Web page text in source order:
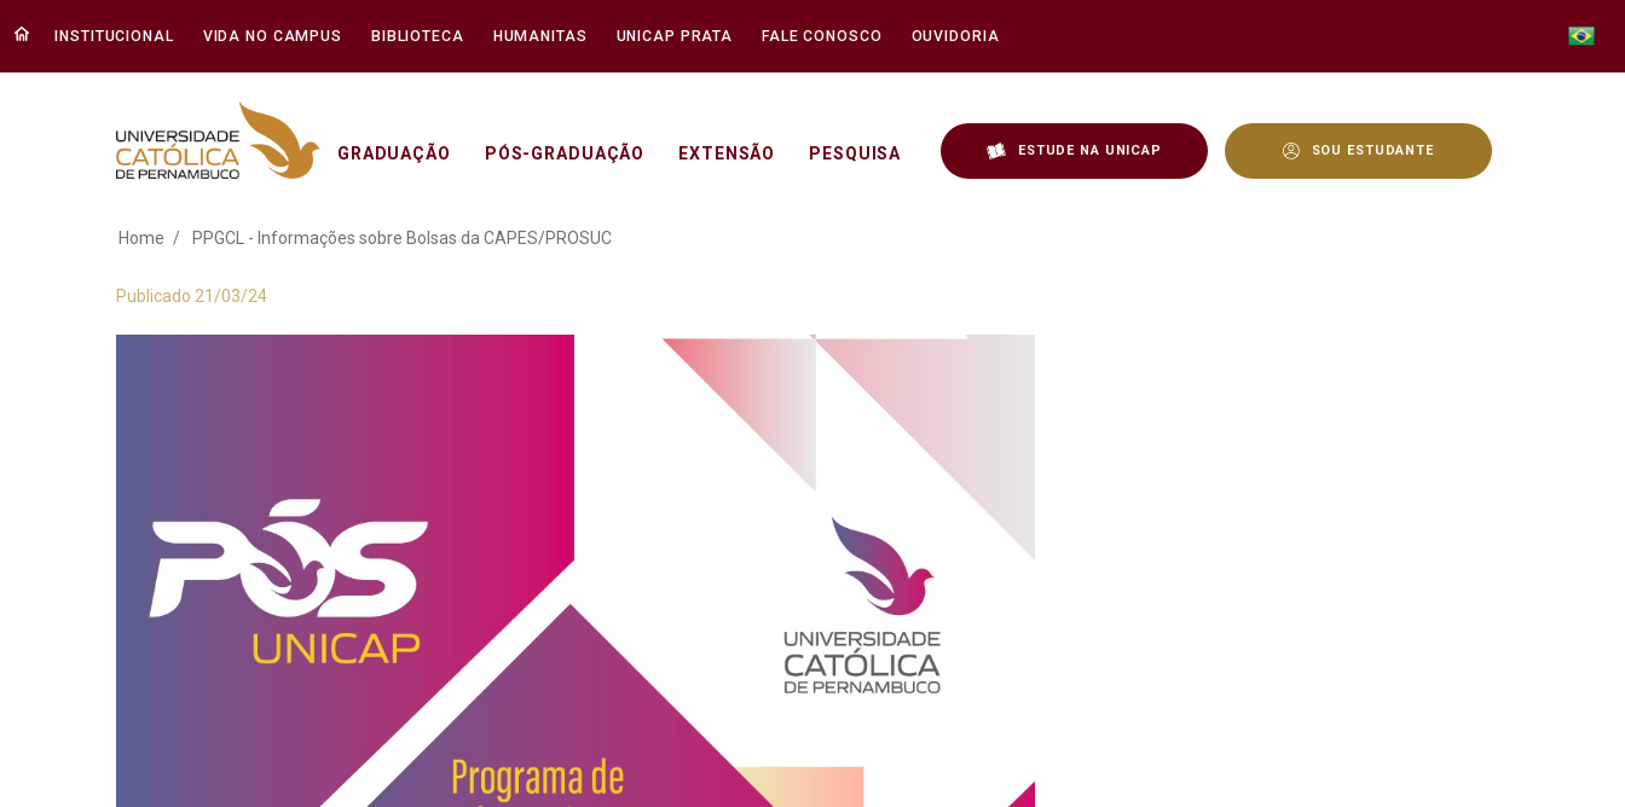
INSTITUCIONAL VIDA NO CAMPUS BIBLIOTECA HUMANITAS UNICAP PRATA FALE CONOSCO OUVIDORIA
GRADUAÇÃO PÓS-GRADUAÇÃO EXTENSÃO PESQUISA ESTUDE NA UNICAP SOU ESTUDANTE
PPGCL - Informações sobre Bolsas da CAPES/PROSUC - Unicap
Home PPGCL - Informações sobre Bolsas da CAPES/PROSUC
Publicado 21/03/24